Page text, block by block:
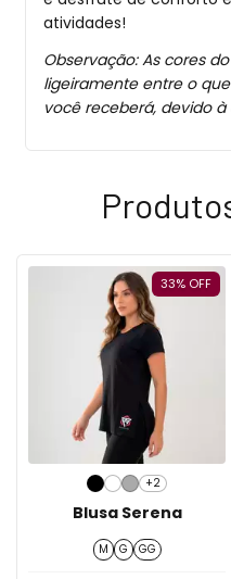
atividades!
Observação: As cores
ligeiramente entre o
você receberá, devido
33% OFF
+2
Blusa Serena
M G GG